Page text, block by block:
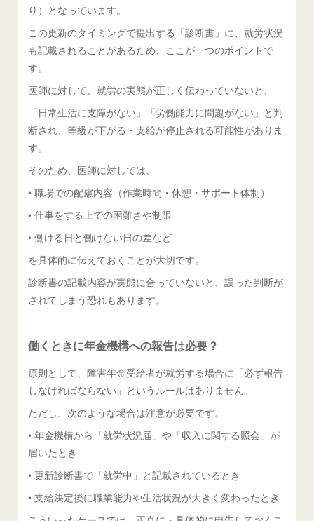
り）となっています。
この更新のタイミングで提出する「診断書」に、就労状況
も記載されることがあるため、ここが一つのポイントで
す。
医師に対して、就労の実態が正しく伝わっていないと、
「日常生活に支障がない」「労働能力に問題がない」と判
断され、等級が下がる・支給が停止される可能性がありま
す。
そのため、医師に対しては、
• 職場での配慮内容（作業時間・休憩・サポート体制）
• 仕事をする上での困難さや制限
• 働ける日と働けない日の差など
を具体的に伝えておくことが大切です。
診断書の記載内容が実態に合っていないと、誤った判断が
されてしまう恐れもあります。
働くときに年金機構への報告は必要？
原則として、障害年金受給者が就労する場合に「必ず報告
しなければならない」というルールはありません。
ただし、次のような場合は注意が必要です。
• 年金機構から「就労状況届」や「収入に関する照会」が
届いたとき
• 更新診断書で「就労中」と記載されているとき
• 支給決定後に職業能力や生活状況が大きく変わったとき